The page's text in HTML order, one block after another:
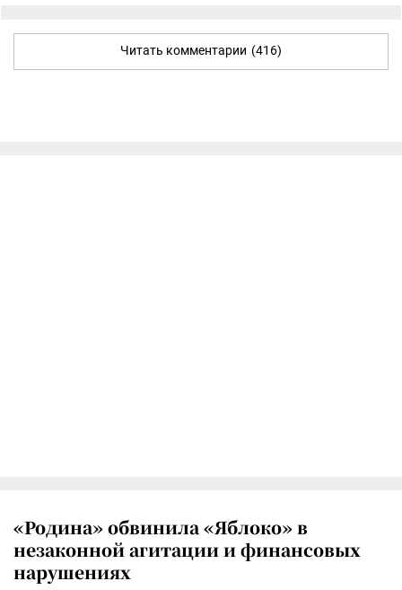
Читать комментарии (416)
«Родина» обвинила «Яблоко» в
незаконной агитации и финансовых
нарушениях